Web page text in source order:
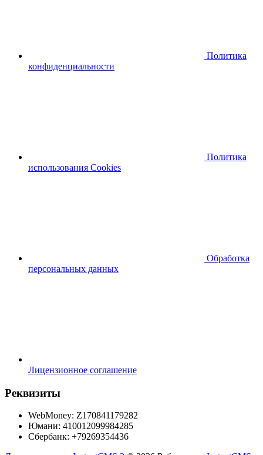
Политика
конфиденциальности
Политика
использования Cookies
Обработка
персональных данных
Лицензионное соглашение
Реквизиты
WebMoney: Z170841179282
Юмани: 410012099984285
Сбербанк: +79269354436